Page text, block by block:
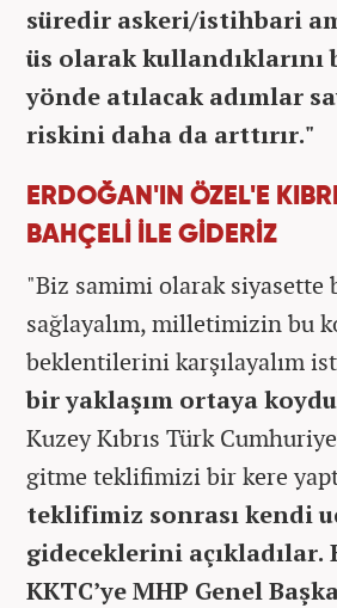
süredir askeri/istihbari
üs olarak kullandıklarını
yönde atılacak adımlar
riskini daha da arttırır."
ERDOĞAN'IN ÖZEL'E
BAHÇELİ İLE GİDERİZ
"Biz samimi olarak siyasette
sağlayalım, milletimizin bu
beklentilerini karşılayalım
bir yaklaşım ortaya
Kuzey Kıbrıs Türk
gitme teklifimizi bir kere
teklifimiz sonrası kendi
gideceklerini açıkladılar.
KKTC’ye MHP Genel